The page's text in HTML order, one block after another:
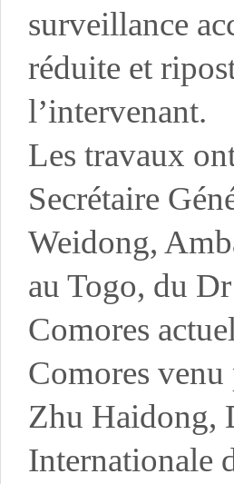
surveillance
réduite et
l’intervenant.
Les travaux
Secrétaire
Weidong,
au Togo, du
Comores
Comores venu
Zhu Haidong,
Internationale